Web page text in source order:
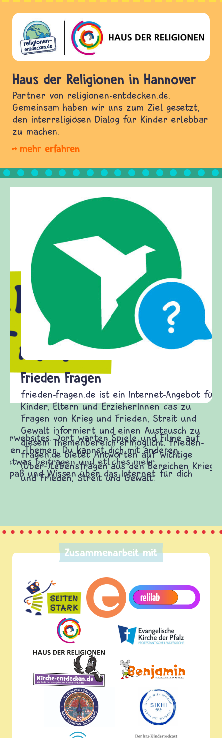
Haus der Religionen in Hannover
Partner von religionen-entdecken.de.
Gemeinsam haben wir uns zum Ziel gesetzt,
den interreligiösen Dialog für Kinder erlebbar
zu machen.
mehr erfahren
Frieden Fragen
frieden-fragen.de ist ein Internet-Angebot für
Kinder, Eltern und ErzieherInnen das zu
Fragen von Krieg und Frieden, Streit und
Gewalt informiert und einen Austausch zu
diesem Themenbereich ermöglicht. frieden-
fragen.de bietet Antworten auf wichtige
(Über-)Lebensfragen aus den Bereichen Krieg
und Frieden, Streit und Gewalt.
Zusammenarbeit mit